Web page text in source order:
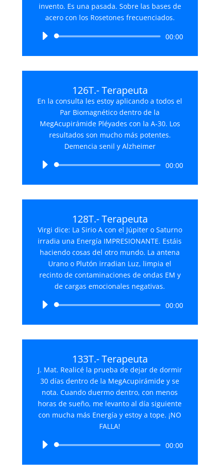
invento. Es una pasada. Sobre las bases de
acero con los Rosetones frecuenciados.
Reproductor
audio
00:00
126T.- Terapeuta
En la consulta les estoy aplicando a todos el
Par Biomagnético dentro de la
MegAcupirámide Pléyades con la A-30. Los
resultados son mucho más potentes.
Demencia senil y Alzheimer
Reproductor
audio
00:00
128T.- Terapeuta
Virgi dice: La Sirio A con el Júpiter o Saturno
irradia una Energía IMPRESIONANTE. Estáis
haciendo cosas del otro mundo. La antena
Urano o Plutón irradian Luz, limpia el
recinto de contaminaciones de ondas EM y
de cargas emocionales negativas.
Reproductor
audio
00:00
133T.- Terapeuta
J. Mat. Realicé la prueba de dejar de dormir
30 días dentro de la MegAcupirámide y se
nota. Cuando duermo dentro, con menos
horas de sueño, me levanto al día siguiente
con mucha más Energía y estoy a tope. ¡NO
FALLA!
Reproductor
audio
00:00